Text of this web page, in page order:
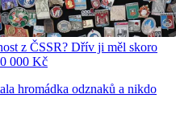
z ČSSR? Dřív ji měl skoro
000 Kč
hromádka odznaků a nikdo